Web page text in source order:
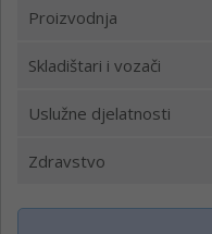
Proizvodnja
Skladištari i vozači
Uslužne djelatnosti
Zdravstvo